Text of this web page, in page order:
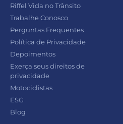
Riffel Vida no Trânsito
Trabalhe Conosco
Perguntas Frequentes
Política de Privacidade
Depoimentos
Exerça seus direitos de
privacidade
Motociclistas
ESG
Blog